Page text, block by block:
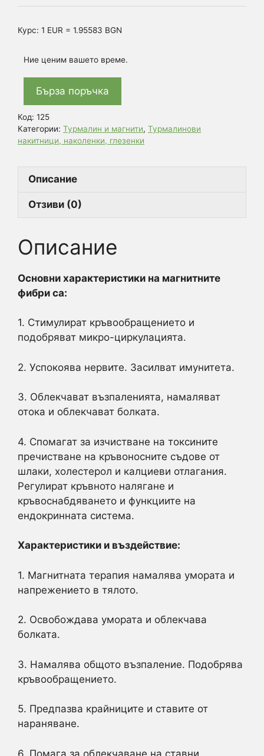
ЕЛАСТИЧНИ
ПОДХОДЯЩИ
ЗА
НАКИТНИЦИ
Курс: 1 EUR = 1.95583 BGN
Ние ценим вашето време.
Бърза поръчка
Код: 125
Категории: Турмалин и магнити, Турмалинови
накитници, наколенки, глезенки
Описание
Отзиви (0)
Описание
Основни характеристики на магнитните
фибри са:
1. Стимулират кръвообращението и
подобряват микро-циркулацията.
2. Успокоява нервите. Засилват имунитета.
3. Облекчават възпаленията, намаляват
отока и облекчават болката.
4. Спомагат за изчистване на токсините
пречистване на кръвоносните съдове от
шлаки, холестерол и калциеви отлагания.
Регулират кръвното налягане и
кръвоснабдяването и функциите на
ендокринната система.
Характеристики и въздействие:
1. Магнитната терапия намалява умората и
напрежението в тялото.
2. Освобождава умората и облекчава
болката.
3. Намалява общото възпаление. Подобрява
кръвообращението.
5. Предпазва крайниците и ставите от
нараняване.
6. Помага за облекчаване на ставни